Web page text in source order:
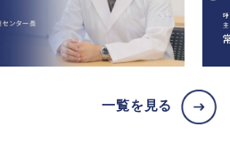
一覧を見る